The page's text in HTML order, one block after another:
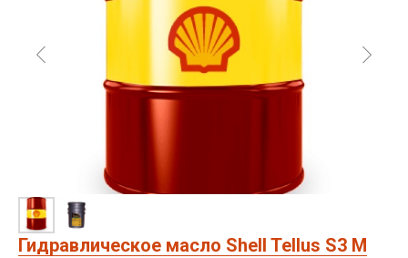
Гидравлическое масло Shell Tellus S3 M